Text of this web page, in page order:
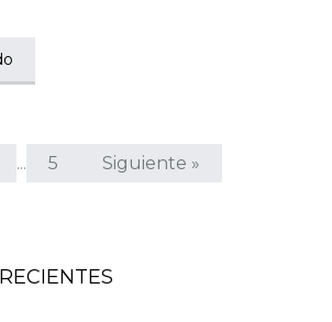
… 5 Siguiente »